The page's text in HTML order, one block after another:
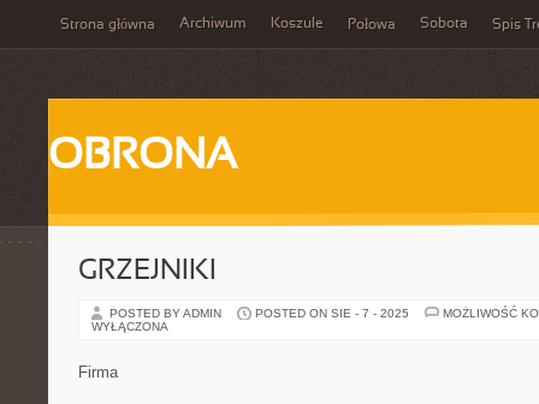
Strona główna Archiwum Koszule Połowa Sobota Spis
OBRONA
GRZEJNIKI
POSTED BY ADMIN POSTED ON SIE - 7 - 2025
MOŻLIWOŚĆ
WYŁĄCZONA
Firma